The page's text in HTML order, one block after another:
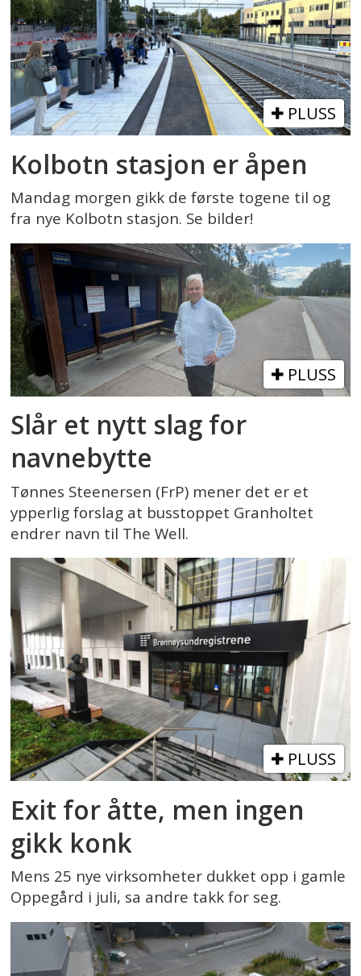
PLUSS
Kolbotn stasjon er åpen
Mandag morgen gikk de første togene til og
fra nye Kolbotn stasjon. Se bilder!
PLUSS
Slår et nytt slag for
navnebytte
Tønnes Steenersen (FrP) mener det er et
ypperlig forslag at busstoppet Granholtet
endrer navn til The Well.
PLUSS
Exit for åtte, men ingen
gikk konk
Mens 25 nye virksomheter dukket opp i gamle
Oppegård i juli, sa andre takk for seg.